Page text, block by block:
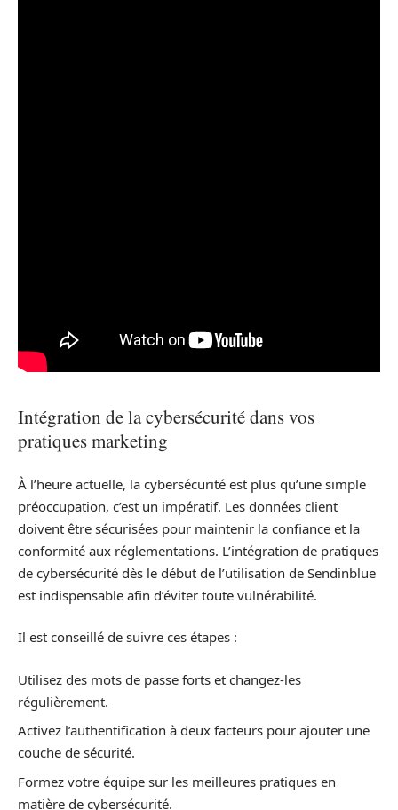
Intégration de la cybersécurité dans vos
pratiques marketing
À l’heure actuelle, la cybersécurité est plus qu’une simple
préoccupation, c’est un impératif. Les données client
doivent être sécurisées pour maintenir la confiance et la
conformité aux réglementations. L’intégration de pratiques
de cybersécurité dès le début de l’utilisation de Sendinblue
est indispensable afin d’éviter toute vulnérabilité.
Il est conseillé de suivre ces étapes :
Utilisez des mots de passe forts et changez-les
régulièrement.
Activez l’authentification à deux facteurs pour ajouter une
couche de sécurité.
Formez votre équipe sur les meilleures pratiques en
matière de cybersécurité.